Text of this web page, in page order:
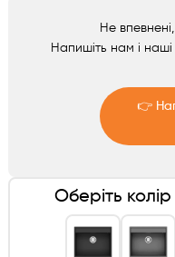
Не
Напишіть нам і
👉
Оберіть